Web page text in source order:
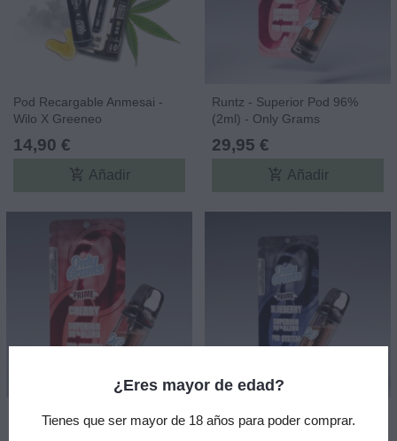
Pod Recargable Anmesai -
Wilo X Greeneo
14,90 €
add_shopping_cart Añadir
Runtz - Superior Pod 96%
(2ml) - Only Grams
29,95 €
add_shopping_cart Añadir
Cherry - Superior Pod 96%
(2ml) - Only Grams
Blueberry - Superior Pod 96%
(2ml) - Only Grams
¿Eres mayor de edad?
Tienes que ser mayor de 18 años para poder comprar.